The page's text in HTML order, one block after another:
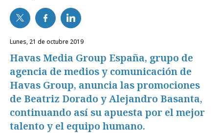
lunes, 21 de octubre 2019
Havas Media Group España, grupo de
agencia de medios y comunicación de
Havas Group, anuncia las promociones
de Beatriz Dorado y Alejandro Basanta,
continuando así su apuesta por el mejor
talento y el equipo humano.